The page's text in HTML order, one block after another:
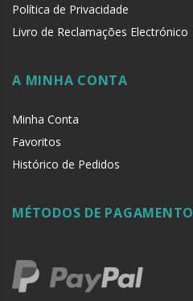
Política de Privacidade
Livro de Reclamações Electrónico
A MINHA CONTA
Minha Conta
Favoritos
Histórico de Pedidos
MÉTODOS DE PAGAMENTO